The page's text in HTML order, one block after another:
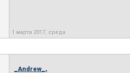
1 марта 2017, среда
_Andrew_,